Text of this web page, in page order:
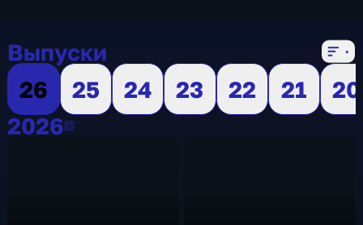
Выпуски
26
25 24 23 22 21
20
20262026